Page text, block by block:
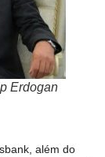
Erdogan
além do